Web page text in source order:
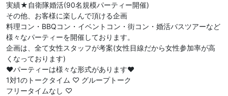
実績★自衛隊婚活(90名規模パーティー開催)
その他、お客様に楽しんで頂ける企画
料理コン・BBQコン・イベントコン・街コン・婚活バスツアーなど
様々なパーティーを開催しております。
企画は、全て女性スタッフが考案(女性目線だから女性参加率が高
くなっております)
❤︎パーティーは様々な形式があります❤︎
1対1のトークタイム ♡ グループトーク
フリータイムなし ♡